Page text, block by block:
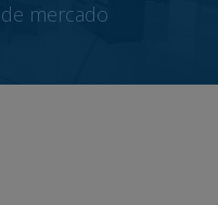
mercado